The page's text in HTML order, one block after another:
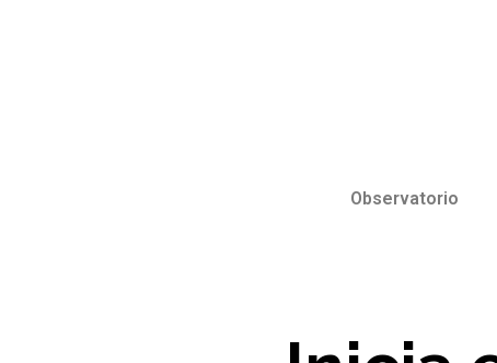
Observatorio